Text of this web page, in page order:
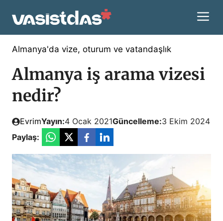
atla
Almanya'da vize, oturum ve vatandaşlık
Almanya iş arama vizesi
nedir?
EvrimYayın:4 Ocak 2021Güncelleme:3 Ekim 2024
Paylaş: